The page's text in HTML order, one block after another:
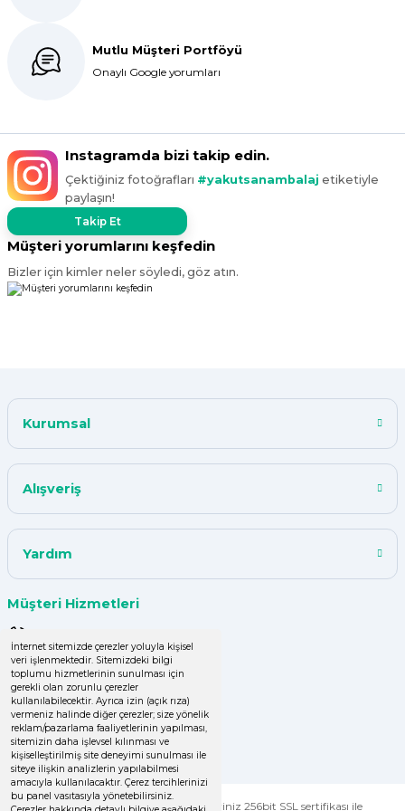
İnternet sitemizde çerezler yoluyla kişisel
veri işlenmektedir. Sitemizdeki bilgi
toplumu hizmetlerinin sunulması için
gerekli olan zorunlu çerezler
kullanılabilecektir. Ayrıca izin (açık rıza)
vermeniz halinde diğer çerezler; size yönelik
reklam/pazarlama faaliyetlerinin yapılması,
sitemizin daha işlevsel kılınması ve
kişiselleştirilmiş site deneyimi sunulması ile
siteye ilişkin analizlerin yapılabilmesi
amacıyla kullanılacaktır. Çerez tercihlerinizi
bu panel vasıtasıyla yönetebilirsiniz.
kargo hızlı çıkıyor x firma da
G... T... | 19/12/2024
Süper hızlı geldi
Ürünler tam istediğim gibi
Fiyat iyi
F... K... | 10/11/2024
kalitede
Y... A... | 18/07/2024
herşey çok iyi kalite ve fiyatları
GÜLDEN DEMİRCİ | 16/04/2024
Kolay işlem, hızlı sipariş oluşturma,
hızlı kargo
Zeynep Şenbay Gül | 07/04/2024
Mutlu Müşteri Portföyü
Onaylı Google yorumları
Instagramda bizi takip edin.
Çektiğiniz fotoğrafları #yakutsanambalaj etiketiyle
paylaşın!
Takip Et
Müşteri yorumlarını keşfedin
Bizler için kimler neler söyledi, göz atın.
Kurumsal
Alışveriş
Yardım
Müşteri Hizmetleri
0 (536) 060 16 65
info@yakutsanambalaj.com.tr
İletişim Bilgilerimiz
© Tüm Hakları Saklıdır. Kredi kartı bilgileriniz 256bit SSL sertifikası ile